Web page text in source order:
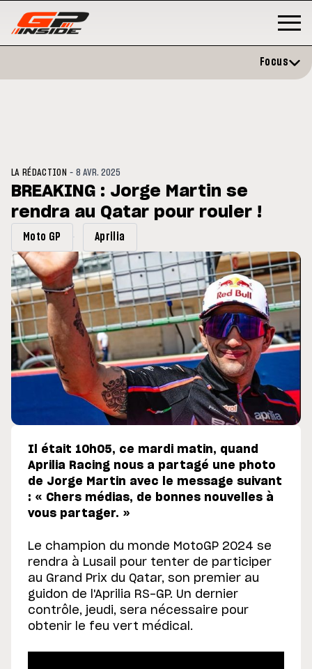
du GP de Grande-
MOTO GP
Focus
LA RÉDACTION -8 AVR. 2025
BREAKING : Jorge Martin se
rendra au Qatar pour rouler !
Moto GP Aprilia
Il était 10h05, ce mardi matin, quand
Aprilia Racing nous a partagé une photo
de Jorge Martin avec le message suivant
: « Chers médias, de bonnes nouvelles à
vous partager. »
Le champion du monde MotoGP 2024 se
rendra à Lusail pour tenter de participer
au Grand Prix du Qatar, son premier au
guidon de l'Aprilia RS-GP. Un dernier
contrôle, jeudi, sera nécessaire pour
obtenir le feu vert médical.